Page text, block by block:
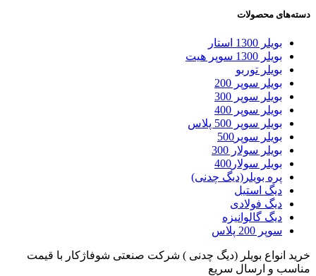
دسته‌های محصولات
بویلر 1300 استار
بویلر 1300 سوپر هیت
بویلر توربو
بویلر سوپر 200
بویلر سوپر 300
بویلر سوپر 400
بویلر سوپر 500 پلاس
بویلر سوپر500
بویلر سولار 300
بویلر سولار400
پره بویلر(دیگ چدنی)
دیگ استیل
دیگ فولادی
دیگ گالوانیزه
سوپر 200 پلاس
خرید انواع بویلر (دیگ چدنی ) شرکت صنعتی شوفاژکار با قیمت
مناسب و ارسال سریع